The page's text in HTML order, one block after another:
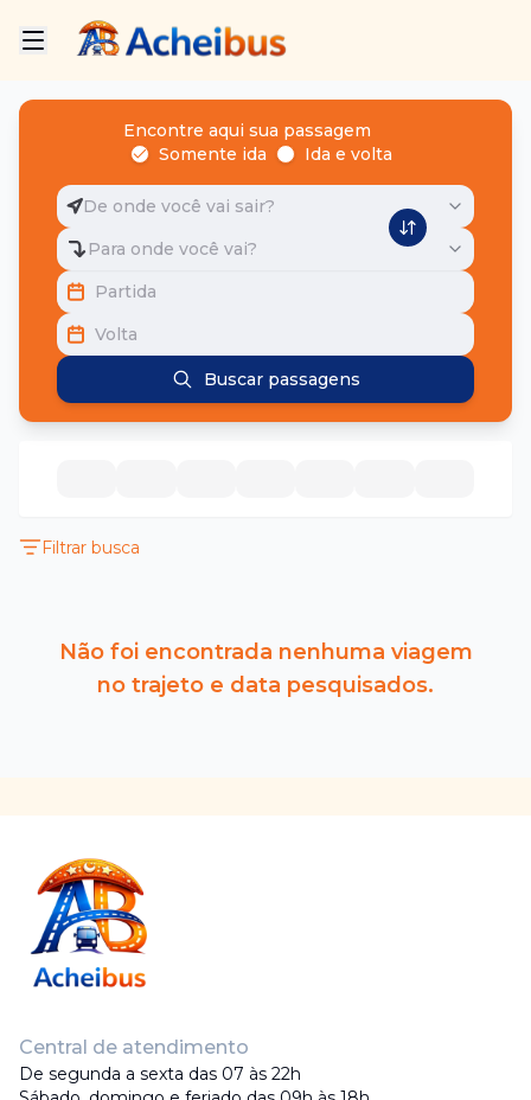
Encontre aqui sua passagem
Somente ida
Ida e volta
De onde você vai sair?
Para onde você vai?
Partida
Volta
Buscar passagens
Filtrar busca
Não foi encontrada nenhuma viagem
no trajeto e data pesquisados.
Central de atendimento
De segunda a sexta das 07 às 22h